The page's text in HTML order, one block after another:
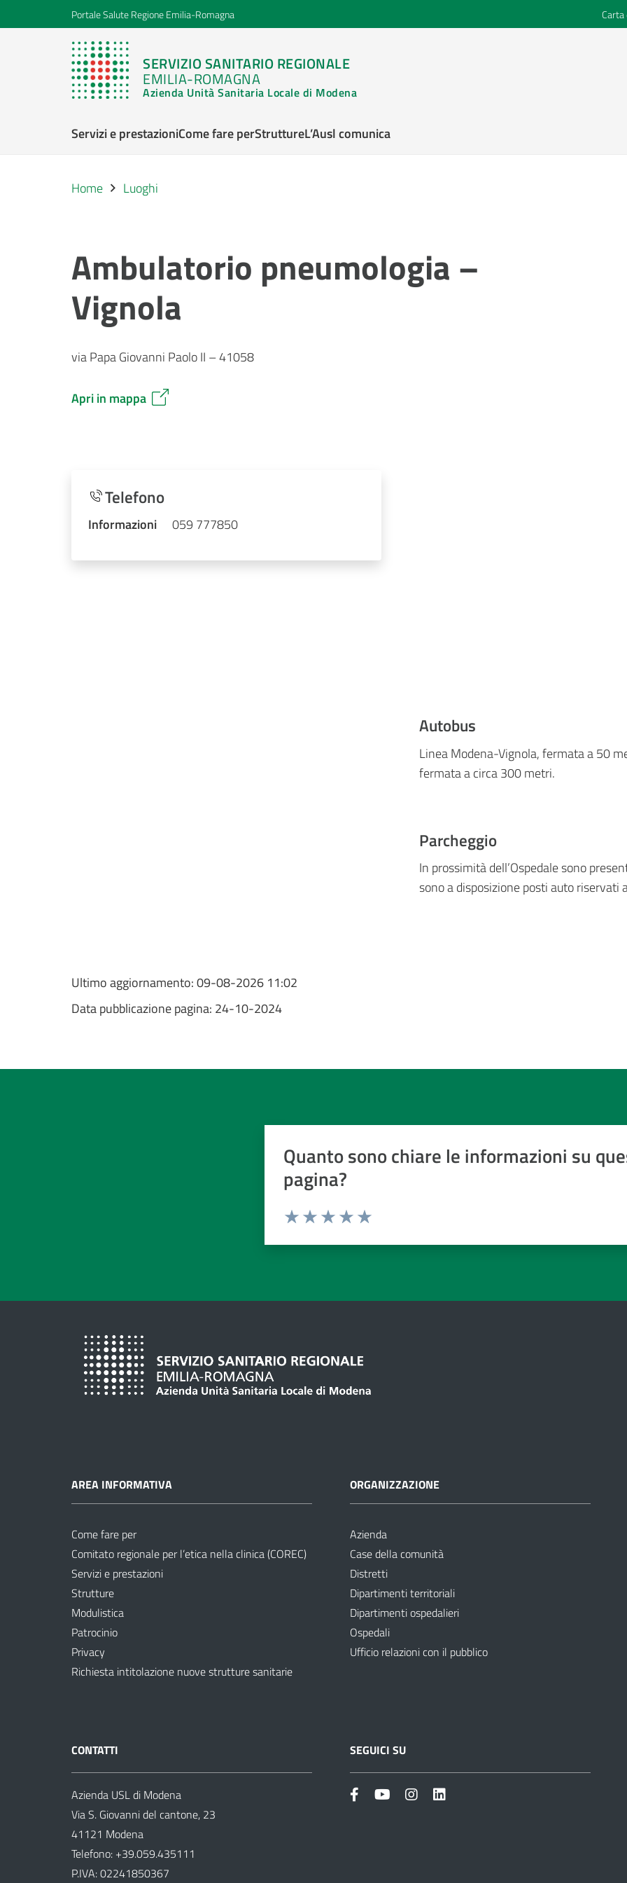
Portale Salute Regione Emilia-Romagna Carta
SERVIZIO SANITARIO REGIONALE
EMILIA-ROMAGNA
Azienda Unità Sanitaria Locale di Modena
Servizi e prestazioniCome fare perStruttureL’Ausl comunica
Home Luoghi
Ambulatorio pneumologia –
Vignola
via Papa Giovanni Paolo II – 41058
Apri in mappa
Telefono
Informazioni 059 777850
Autobus
Linea Modena-Vignola, fermata a 50
fermata a circa 300 metri.
Parcheggio
In prossimità dell’Ospedale sono
sono a disposizione posti auto riservati
Ultimo aggiornamento:09-08-2026 11:02
Data pubblicazione pagina: 24-10-2024
Quanto sono chiare le informazioni su
pagina?
Valuta da 1 a 5 stelle
AREA INFORMATIVA
Come fare per
Comitato regionale per l’etica nella clinica (COREC)
Servizi e prestazioni
Strutture
Modulistica
Patrocinio
Privacy
Richiesta intitolazione nuove strutture sanitarie
ORGANIZZAZIONE
Azienda
Case della comunità
Distretti
Dipartimenti territoriali
Dipartimenti ospedalieri
Ospedali
Ufficio relazioni con il pubblico
CONTATTI
Azienda USL di Modena
Via S. Giovanni del cantone, 23
41121 Modena
Telefono: +39.059.435111
P.IVA: 02241850367
SEGUICI SU